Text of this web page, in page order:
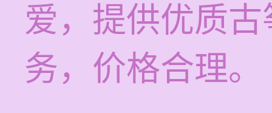
爱，提供优质
务，价格合理。